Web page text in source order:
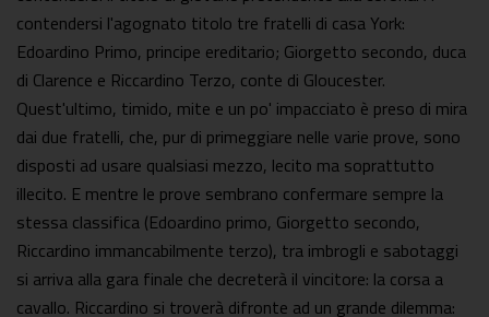
contendersi l'agognato titolo tre fratelli di casa York:
Edoardino Primo, principe ereditario; Giorgetto secondo, duca
di Clarence e Riccardino Terzo, conte di Gloucester.
Quest'ultimo, timido, mite e un po' impacciato è preso di mira
dai due fratelli, che, pur di primeggiare nelle varie prove, sono
disposti ad usare qualsiasi mezzo, lecito ma soprattutto
illecito. E mentre le prove sembrano confermare sempre la
stessa classifica (Edoardino primo, Giorgetto secondo,
Riccardino immancabilmente terzo), tra imbrogli e sabotaggi
si arriva alla gara finale che decreterà il vincitore: la corsa a
cavallo. Riccardino si troverà difronte ad un grande dilemma: